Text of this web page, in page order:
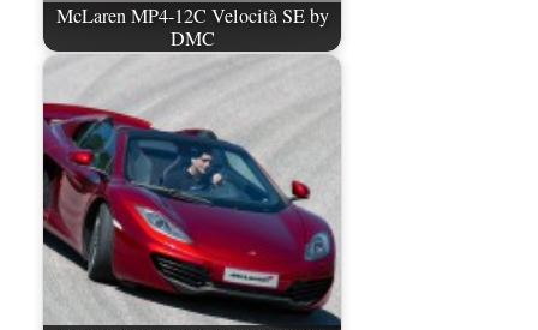
McLaren MP4-12C Velocità SE by
DMC